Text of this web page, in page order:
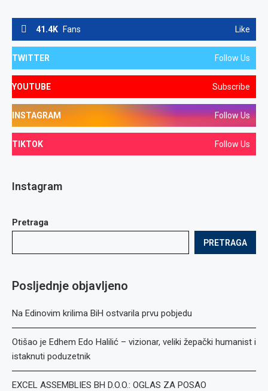
41.4K Fans Like
TWITTER Follow Us
YOUTUBE Subscribe
INSTAGRAM Follow Us
TIKTOK Follow Us
Instagram
Pretraga
PRETRAGA
Posljednje objavljeno
Na Edinovim krilima BiH ostvarila prvu pobjedu
Otišao je Edhem Edo Halilić – vizionar, veliki žepački humanist i
istaknuti poduzetnik
EXCEL ASSEMBLIES BH D.O.O.: OGLAS ZA POSAO